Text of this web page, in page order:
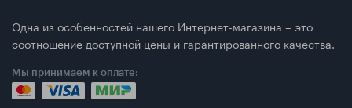
Одна из особенностей нашего Интернет-магазина – это
соотношение доступной цены и гарантированного качества.
Мы принимаем к оплате: